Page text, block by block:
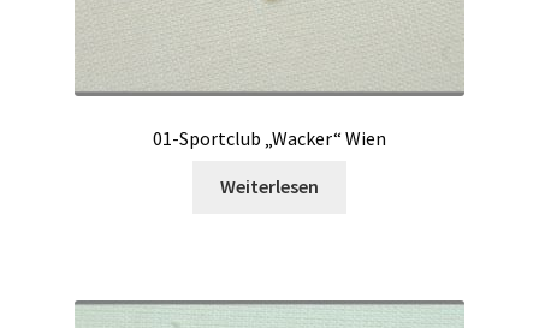
01-Sportclub „Wacker“ Wien
Weiterlesen